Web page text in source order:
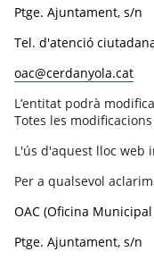
Ptge. Ajuntament, s/n
Tel. d'atenció
oac@cerdanyola.cat
L’entitat podrà
Totes les
L'ús d'aquest lloc web
Per a qualsevol
OAC (Oficina
Ptge. Ajuntament, s/n